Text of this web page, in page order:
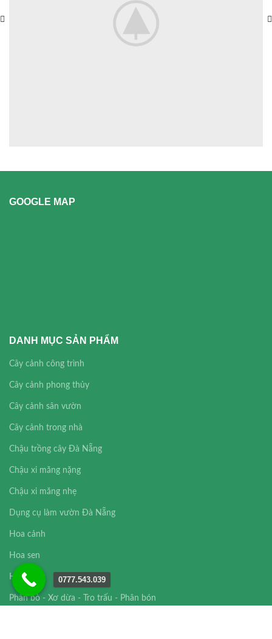
GOOGLE MAP
DANH MỤC SẢN PHẨM
Cây cảnh công trình
Cây cảnh phong thủy
Cây cảnh sân vườn
Cây cảnh trong nhà
Chậu trồng cây Đà Nẵng
Chậu xi măng nặng
Chậu xi măng nhẹ
Dụng cụ làm vườn Đà Nẵng
Hoa cảnh
Hoa sen
Hoa súng
Phân bò - Xơ dừa - Tro trấu - Phân bón
0777.543.039